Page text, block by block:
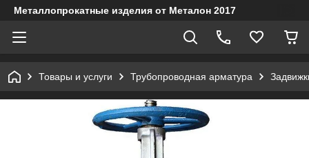
Металлопрокатные изделия от Металон 2017
Товары и услуги Трубопроводная арматура